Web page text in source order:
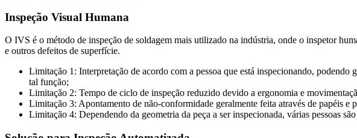
Inspeção Visual Humana
O IVS é o método de inspeção de soldagem mais utilizado na indústria, onde o inspetor
e outros defeitos de superfície.
Limitação 1: Interpretação de acordo com a pessoa que está inspecionando,
tal função;
Limitação 2: Tempo de ciclo de inspeção reduzido devido a ergonomia e
Limitação 3: Apontamento de não-conformidade geralmente feita através de papéis
Limitação 4: Dependendo da geometria da peça a ser inspecionada, várias pessoas